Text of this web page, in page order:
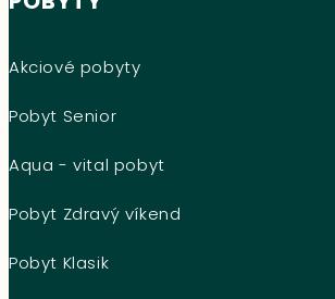
Akciové pobyty
Pobyt Senior
Aqua - vital pobyt
Pobyt Zdravý víkend
Pobyt Klasik